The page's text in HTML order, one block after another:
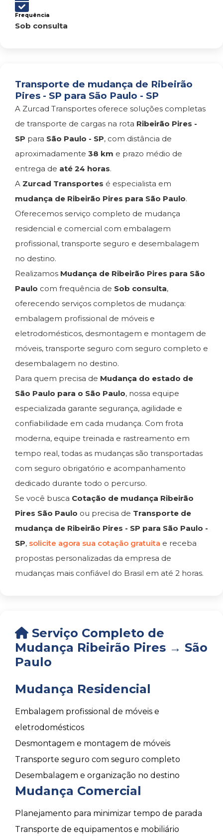
Frequência
Sob consulta
Transporte de mudança de Ribeirão
Pires - SP para São Paulo - SP
A Zurcad Transportes oferece soluções completas
de transporte de cargas na rota Ribeirão Pires -
SP para São Paulo - SP, com distância de
aproximadamente 38 km e prazo médio de
entrega de até 24 horas.
A Zurcad Transportes é especialista em
mudança de Ribeirão Pires para São Paulo.
Oferecemos serviço completo de mudança
residencial e comercial com embalagem
profissional, transporte seguro e desembalagem
no destino.
Realizamos Mudança de Ribeirão Pires para São
Paulo com frequência de Sob consulta,
oferecendo serviços completos de mudança:
embalagem profissional de móveis e
eletrodomésticos, desmontagem e montagem de
móveis, transporte seguro com seguro completo e
desembalagem no destino.
Para quem precisa de Mudança do estado de
São Paulo para o São Paulo, nossa equipe
especializada garante segurança, agilidade e
confiabilidade em cada mudança. Com frota
moderna, equipe treinada e rastreamento em
tempo real, todas as mudanças são transportadas
com seguro obrigatório e acompanhamento
dedicado durante todo o percurso.
Se você busca Cotação de mudança Ribeirão
Pires São Paulo ou precisa de Transporte de
mudança de Ribeirão Pires - SP para São Paulo -
SP, solicite agora sua cotação gratuita e receba
propostas personalizadas da empresa de
mudanças mais confiável do Brasil em até 2 horas.
Serviço Completo de
Mudança Ribeirão Pires → São
Paulo
Mudança Residencial
Embalagem profissional de móveis e
eletrodomésticos
Desmontagem e montagem de móveis
Transporte seguro com seguro completo
Desembalagem e organização no destino
Mudança Comercial
Planejamento para minimizar tempo de parada
Transporte de equipamentos e mobiliário